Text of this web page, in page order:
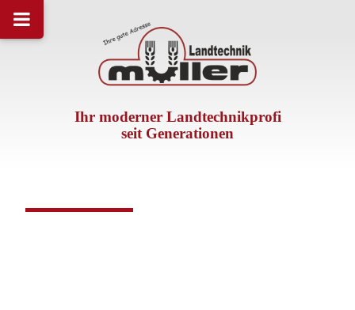
Ihr moderner Landtechnikprofi
seit Generationen